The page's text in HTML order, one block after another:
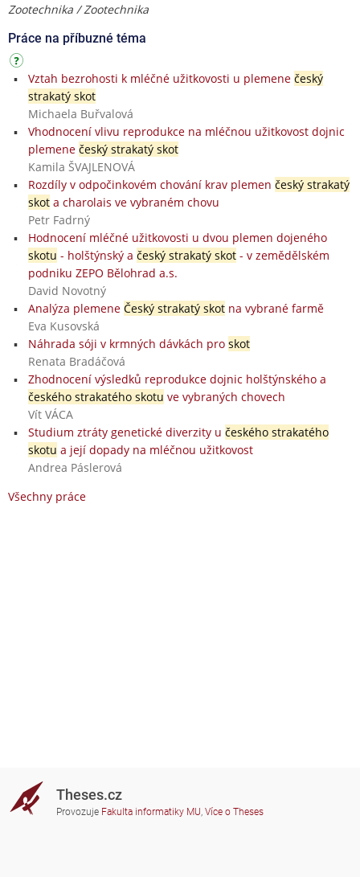
Zootechnika / Zootechnika
Práce na příbuzné téma
Vztah bezrohosti k mléčné užitkovosti u plemene český
strakatý skot
Michaela Buřvalová
Vhodnocení vlivu reprodukce na mléčnou užitkovost dojnic
plemene český strakatý skot
Kamila ŠVAJLENOVÁ
Rozdíly v odpočinkovém chování krav plemen český strakatý
skota charolais ve vybraném chovu
Petr Fadrný
Hodnocení mléčné užitkovosti u dvou plemen dojeného
skotu - holštýnský a český strakatý skot- v zemědělském
podniku ZEPO Bělohrad a.s.
David Novotný
Analýza plemene Český strakatý skotna vybrané farmě
Eva Kusovská
Náhrada sóji v krmných dávkách pro skot
Renata Bradáčová
Zhodnocení výsledků reprodukce dojnic holštýnského a
českého strakatého skotu ve vybraných chovech
Vít VÁCA
Studium ztráty genetické diverzity u českého strakatého
skotu a její dopady na mléčnou užitkovost
Andrea Páslerová
Všechny práce
Theses.cz
Provozuje Fakulta informatiky MU, Více o Theses